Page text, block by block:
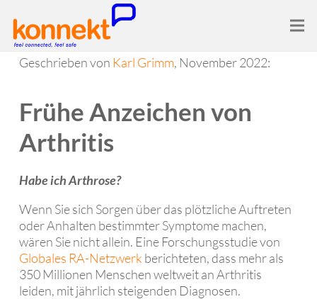
Geschrieben von Karl Grimm, November 2022:
Frühe Anzeichen von
Arthritis
Habe ich Arthrose?
Wenn Sie sich Sorgen über das plötzliche Auftreten
oder Anhalten bestimmter Symptome machen,
wären Sie nicht allein. Eine Forschungsstudie von
Globales RA-Netzwerk berichteten, dass mehr als
350 Millionen Menschen weltweit an Arthritis
leiden, mit jährlich steigenden Diagnosen.